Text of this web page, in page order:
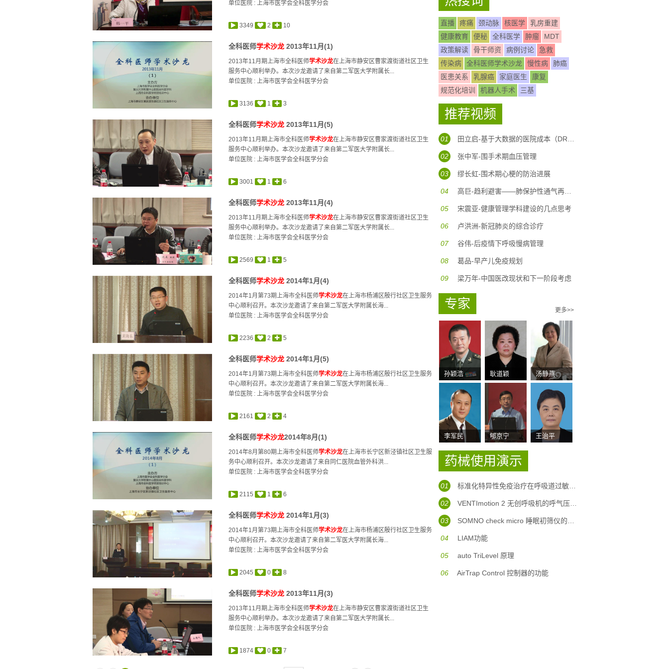
单位医院 : 上海市医学会全科医学分会
3349 2 10
全科医师学术沙龙2013年11月(1)
2013年11月期上海市全科医师学术沙龙在上海市静安区曹家渡街道社区卫生
服务中心顺利举办。本次沙龙邀请了来自第二军医大学附属长...
单位医院 : 上海市医学会全科医学分会
3136 1 3
全科医师学术沙龙2013年11月(5)
2013年11月期上海市全科医师学术沙龙在上海市静安区曹家渡街道社区卫生
服务中心顺利举办。本次沙龙邀请了来自第二军医大学附属长...
单位医院 : 上海市医学会全科医学分会
3001 1 6
全科医师学术沙龙2013年11月(4)
2013年11月期上海市全科医师学术沙龙在上海市静安区曹家渡街道社区卫生
服务中心顺利举办。本次沙龙邀请了来自第二军医大学附属长...
单位医院 : 上海市医学会全科医学分会
2569 1 5
全科医师学术沙龙2014年1月(4)
2014年1月第73期上海市全科医师学术沙龙在上海市杨浦区殷行社区卫生服务
中心顺利召开。本次沙龙邀请了来自第二军医大学附属长海...
单位医院 : 上海市医学会全科医学分会
2236 2 5
全科医师学术沙龙2014年1月(5)
2014年1月第73期上海市全科医师学术沙龙在上海市杨浦区殷行社区卫生服务
中心顺利召开。本次沙龙邀请了来自第二军医大学附属长海...
单位医院 : 上海市医学会全科医学分会
2161 2 4
全科医师学术沙龙2014年8月(1)
2014年8月第80期上海市全科医师学术沙龙在上海市长宁区新泾镇社区卫生服
务中心顺利召开。本次沙龙邀请了来自同仁医院血管外科洪...
单位医院 : 上海市医学会全科医学分会
2115 1 6
全科医师学术沙龙2014年1月(3)
2014年1月第73期上海市全科医师学术沙龙在上海市杨浦区殷行社区卫生服务
中心顺利召开。本次沙龙邀请了来自第二军医大学附属长海...
单位医院 : 上海市医学会全科医学分会
2045 0 8
全科医师学术沙龙2013年11月(3)
2013年11月期上海市全科医师学术沙龙在上海市静安区曹家渡街道社区卫生
服务中心顺利举办。本次沙龙邀请了来自第二军医大学附属长...
单位医院 : 上海市医学会全科医学分会
1874 0 7
直播 疼痛 颈动脉 核医学
乳房重建
健康教育
便秘 全科医学 肿瘤
MDT
政策解读
骨干师资 病例讨论
急救
传染病
全科医师学术沙龙 慢性病
肺癌
医患关系
乳腺癌 家庭医生
康复
规范化培训
机器人手术 三基
推荐视频
01 田立启-基于大数据的医院成本（DRG DIP)核算体系构建
02 张中军-围手术期血压管理
03 缪长虹-围术期心梗的防治进展
04 高巨-趋利避害——肺保护性通气再认识
05 宋震亚-健康管理学科建设的几点思考
06 卢洪洲-新冠肺炎的综合诊疗
07 谷伟-后疫情下呼吸慢病管理
08 葛品-早产儿免疫规划
09 梁万年-中国医改现状和下一阶段考虑
专家 更多>>
孙颖浩 耿道颖 汤静燕
李军民 郇京宁 王治平
药械使用演示
01 标准化特异性免疫治疗在呼吸道过敏性疾病中的应用
02 VENTImotion 2 无创呼吸机的呼气压力坡度调整
03 SOMNO check micro 睡眠初筛仪的使用
04 LIAM功能
05 auto TriLevel 原理
06 AirTrap Control 控制器的功能